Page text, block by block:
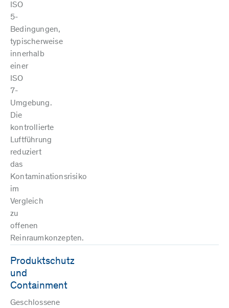
ISO
5-
Bedingungen,
typischerweise
innerhalb
einer
ISO
7-
Umgebung.
Die
kontrollierte
Luftführung
reduziert
das
Kontaminationsrisiko
im
Vergleich
zu
offenen
Reinraumkonzepten.
Produktschutz
und
Containment
Geschlossene